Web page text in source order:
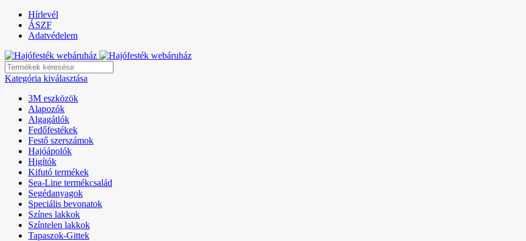
Hírlevél
ÁSZF
Adatvédelem
Kategória kiválasztása
3M eszközök
Alapozók
Algagátlók
Fedőfestékek
Festő szerszámok
Hajóápolók
Higítók
Kifutó termékek
Sea-Line termékcsalád
Segédanyagok
Speciális bevonatok
Színes lakkok
Színtelen lakkok
Tapaszok-Gittek